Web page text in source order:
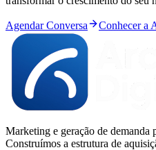
Agendar Conversa Conhecer a
Marketing e geração de demanda
Construímos a estrutura de